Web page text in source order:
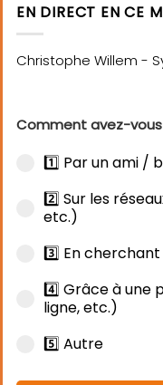
EN DIRECT EN CE
Comment avez-
1️⃣ Par un ami /
2️⃣ Sur les
etc.)
3️⃣ En
4️⃣ Grâce à une
ligne, etc.)
5️⃣ Autre